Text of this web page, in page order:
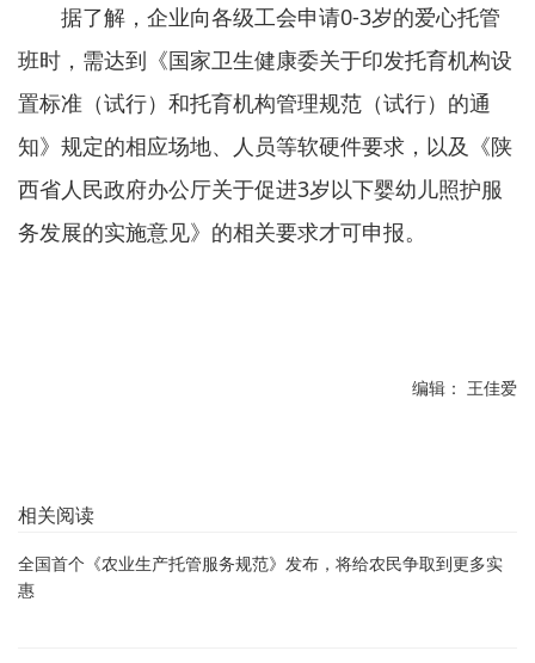
据了解，企业向各级工会申请0-3岁的爱心托管
班时，需达到《国家卫生健康委关于印发托育机构设
置标准（试行）和托育机构管理规范（试行）的通
知》规定的相应场地、人员等软硬件要求，以及《陕
西省人民政府办公厅关于促进3岁以下婴幼儿照护服
务发展的实施意见》的相关要求才可申报。
编辑： 王佳爱
相关阅读
全国首个《农业生产托管服务规范》发布，将给农民争取到更多实
惠